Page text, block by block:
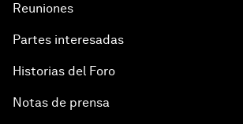
Reuniones
Partes interesadas
Historias del Foro
Notas de prensa